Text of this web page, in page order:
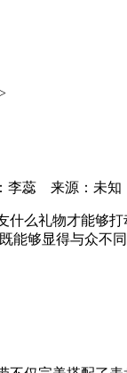
>
李蕊 来源：未
么礼物才能够打
能够显得与众不